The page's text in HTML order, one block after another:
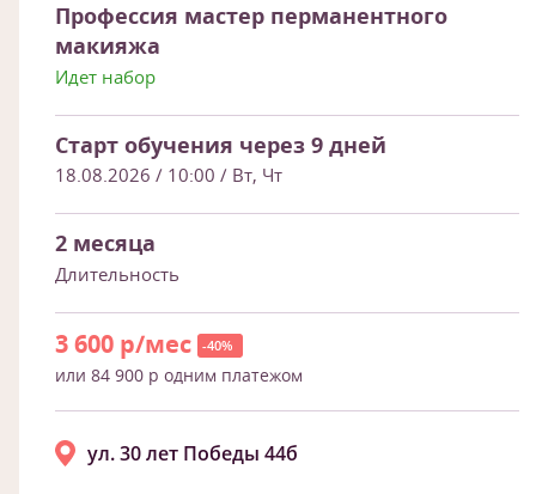
Профессия мастер перманентного
макияжа
Идет набор
Старт обучения через 9 дней
18.08.2026 / 10:00 / Вт, Чт
2 месяца
Длительность
3 600 р/мес -40%
или 84 900 р одним платежом
ул. 30 лет Победы 44б